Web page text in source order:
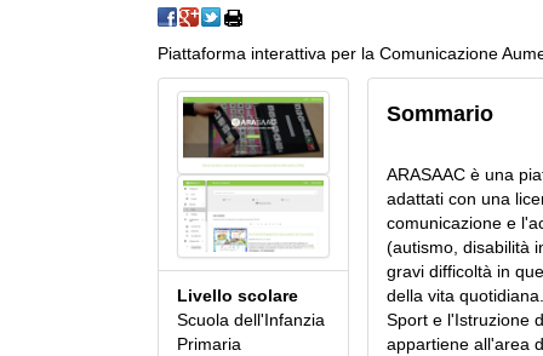
Piattaforma interattiva per la Comunicazione
Livello scolare
Scuola dell'Infanzia
Primaria
Sommario
ARASAAC è una
adattati con una
comunicazione e
(autismo, disabilità
gravi difficoltà in
della vita
Sport e l'Istruzione
appartiene all'area